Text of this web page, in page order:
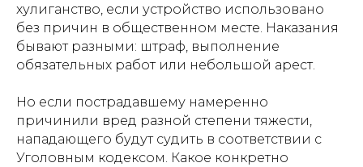
хулиганство, если устройство использовано
без причин в общественном месте. Наказания
бывают разными: штраф, выполнение
обязательных работ или небольшой арест.
Но если пострадавшему намеренно
причинили вред разной степени тяжести,
нападающего будут судить в соответствии с
Уголовным кодексом. Какое конкретно